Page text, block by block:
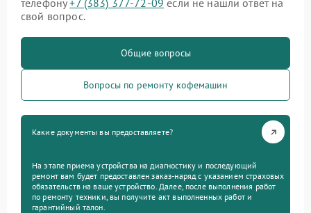
телефону+7 (383) 377-72-09 если не нашли ответ на
свой вопрос.
Общие вопросы
Вопросы по ремонту кофемашин
Какие документы вы предоставляете?
На этапе приема устройства на диагностику и последующий
ремонт вам будет предоставлен заказ-наряд с указанием страховых
обязательств на ваше устройство. Далее, после выполнения работ
по ремонту техники, вы получите акт выполненных работ и
гарантийный талон.